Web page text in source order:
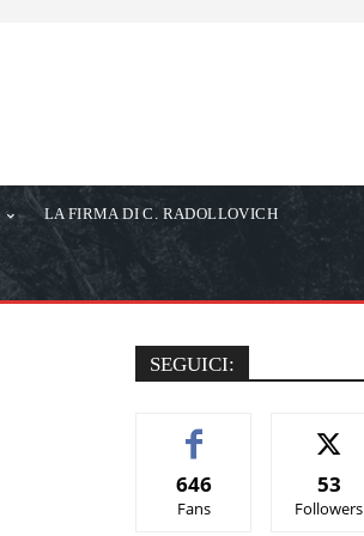
LA FIRMA DI C. RADOLLOVICH
SEGUICI:
646
Fans
53
Followers